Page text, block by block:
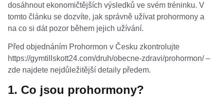
dosáhnout ekonomičtějších výsledků ve svém tréninku. V
tomto článku se dozvíte, jak správně užívat prohormony a
na co si dát pozor během jejich užívání.
Před objednáním Prohormon v Česku zkontrolujte
https://gymtillskott24.com/druh/obecne-zdravi/prohormon/–
zde najdete nejdůležitější detaily předem.
1. Co jsou prohormony?